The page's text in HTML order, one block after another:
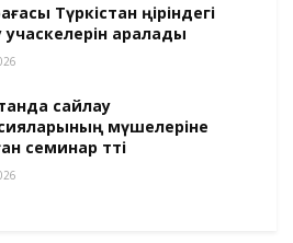
Түркістан өңіріндегі
учаскелерін аралады
сайлау
мүшелеріне
семинар өтті